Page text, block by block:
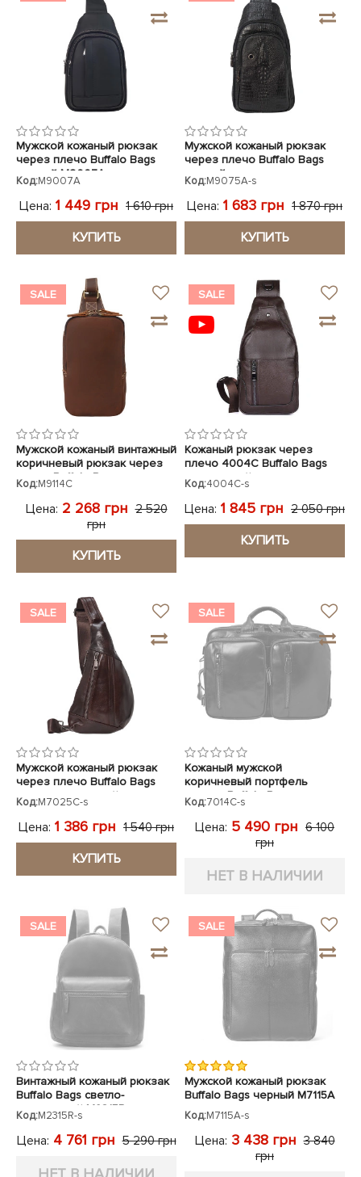
Мужской кожаный рюкзак
через плечо Buffalo Bags
черный M9007A
Код:M9007A
Цена: 1 449 грн 1 610 грн
КУПИТЬ
Мужской кожаный рюкзак
через плечо Buffalo Bags
черный кроко
Код:M9075A-s
Цена: 1 683 грн 1 870 грн
КУПИТЬ
SALE
Мужской кожаный винтажный
коричневый рюкзак через
плечо Buffalo Bags
Код:M9114C
Цена: 2 268 грн 2 520
грн
КУПИТЬ
SALE
Кожаный рюкзак через
плечо 4004C Buffalo Bags
коричневый
Код:4004C-s
Цена: 1 845 грн 2 050 грн
КУПИТЬ
SALE
Мужской кожаный рюкзак
через плечо Buffalo Bags
темно-коричневый
Код:M7025C-s
Цена: 1 386 грн 1 540 грн
КУПИТЬ
SALE
Кожаный мужской
коричневый портфель
рюкзак Buffalo Bags
Код:7014C-s
Цена: 5 490 грн 6 100
грн
НЕТ В НАЛИЧИИ
SALE
Винтажный кожаный рюкзак
Buffalo Bags светло-
коричневый M2315R
Код:M2315R-s
Цена: 4 761 грн 5 290 грн
SALE
Мужской кожаный рюкзак
Buffalo Bags черный M7115A
Код:M7115A-s
Цена: 3 438 грн 3 840
грн